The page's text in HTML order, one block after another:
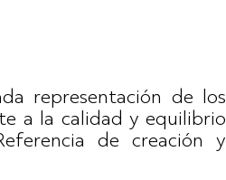
representación de los
a la calidad y equilibrio
de creación y